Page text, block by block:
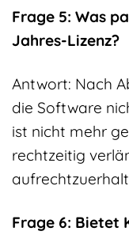
Frage 5: Was
Jahres-Lizenz?
Antwort: Nach
die Software
ist nicht mehr
rechtzeitig
Frage 6: Bietet